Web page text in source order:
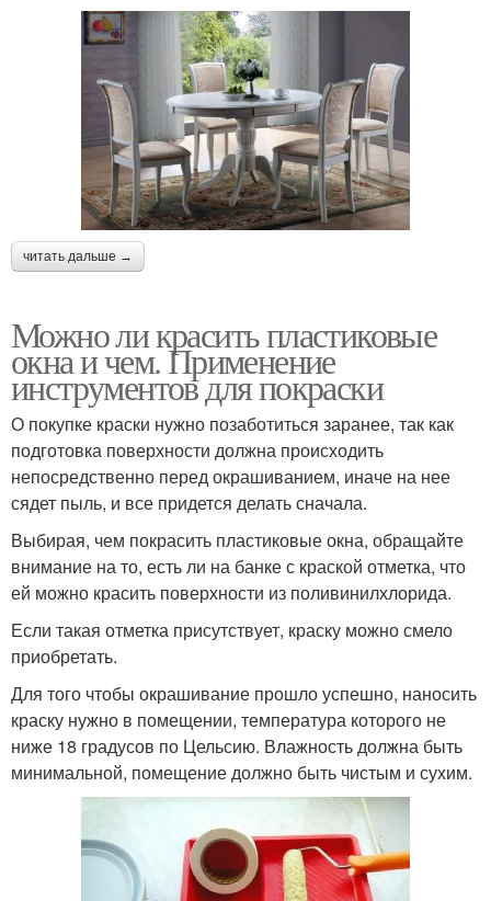
читать дальше →
Можно ли красить пластиковые
окна и чем. Применение
инструментов для покраски
О покупке краски нужно позаботиться заранее, так как
подготовка поверхности должна происходить
непосредственно перед окрашиванием, иначе на нее
сядет пыль, и все придется делать сначала.
Выбирая, чем покрасить пластиковые окна, обращайте
внимание на то, есть ли на банке с краской отметка, что
ей можно красить поверхности из поливинилхлорида.
Если такая отметка присутствует, краску можно смело
приобретать.
Для того чтобы окрашивание прошло успешно, наносить
краску нужно в помещении, температура которого не
ниже 18 градусов по Цельсию. Влажность должна быть
минимальной, помещение должно быть чистым и сухим.